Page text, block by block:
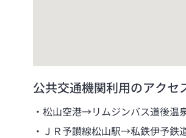
公共交通機関利用のアクセ
松山空港→リムジンバス道後温
ＪＲ予讃線松山駅→私鉄伊予鉄